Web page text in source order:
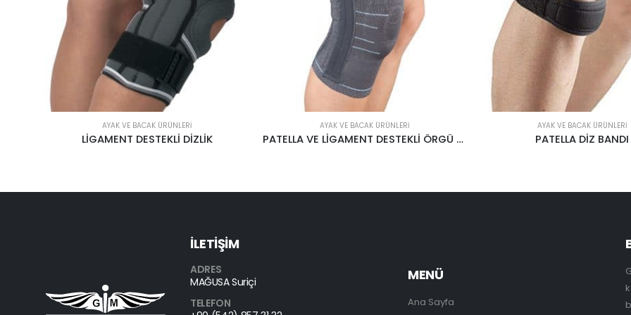
AYAK VE BACAK ÜRÜNLERI AYAK VE BACAK ÜRÜNLERI
PATELLA DİZ BANDI
AYAK VE BACAK ÜRÜNLERI
İLETİŞİM
ADRES
MAĞUSA Suriçi
TELEFON
MENÜ
Ana Sayfa